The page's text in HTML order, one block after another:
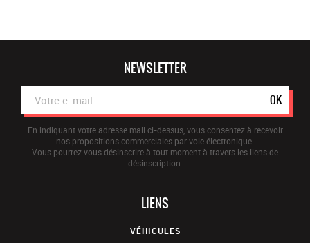
NEWSLETTER
OK
En indiquant votre adresse mail ci-dessus, vous consentez à recevoir
nos propositions commerciales par voie électronique.
Vous pourrez vous désinscrire à tout moment à travers les liens de
désinscription.
LIENS
VÉHICULES